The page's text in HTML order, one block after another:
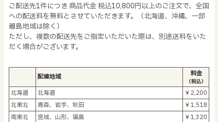
ご配送先1件につき 商品代金 税込10,800円以上のご注文で、全国
への配送料を無料とさせていただきます。（北海道、沖縄、一部
離島地域は除く）
ただし、複数の配送先をご指定いただいた際は、別途送料をいた
だく場合がございます。
配達地域 料金
（税込）
北海道 北海道
￥2,200
北東北
青森、岩手、秋田
￥1,518
南東北
宮城、山形、福島
￥1,320